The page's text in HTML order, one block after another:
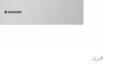
فرن